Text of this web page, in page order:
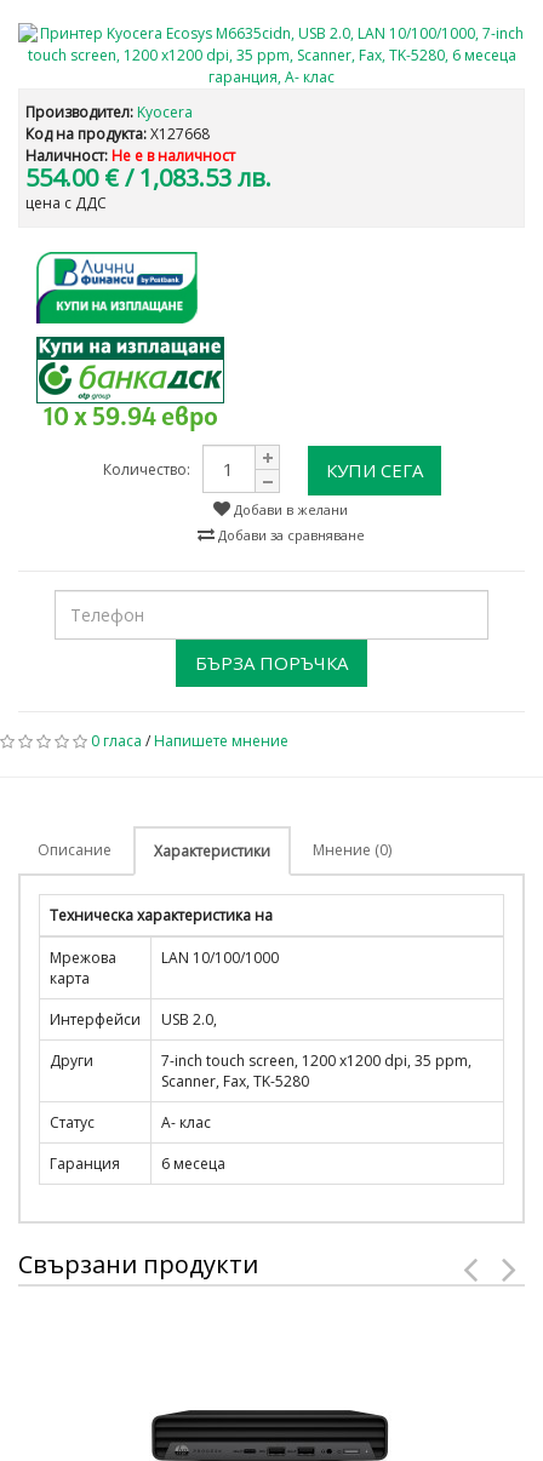
Производител: Kyocera
Код на продукта:X127668
Наличност: Не е в наличност
554.00 €/ 1,083.53 лв.
цена с ДДС
10 x 59.94 евро
Количество: КУПИ СЕГА
Добави в желани
Добави за сравняване
БЪРЗА ПОРЪЧКА
0 гласа /Напишете мнение
Описание Характеристики Мнение (0)
Техническа характеристика на
Мрежова
карта
LAN 10/100/1000
Интерфейси
USB 2.0,
Други
7-inch touch screen, 1200 x1200 dpi, 35 ppm,
Scanner, Fax, TK-5280
Статус
A- клас
Гаранция
6 месеца
Свързани продукти